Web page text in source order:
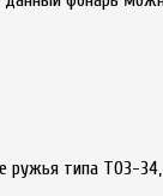
ружья типа